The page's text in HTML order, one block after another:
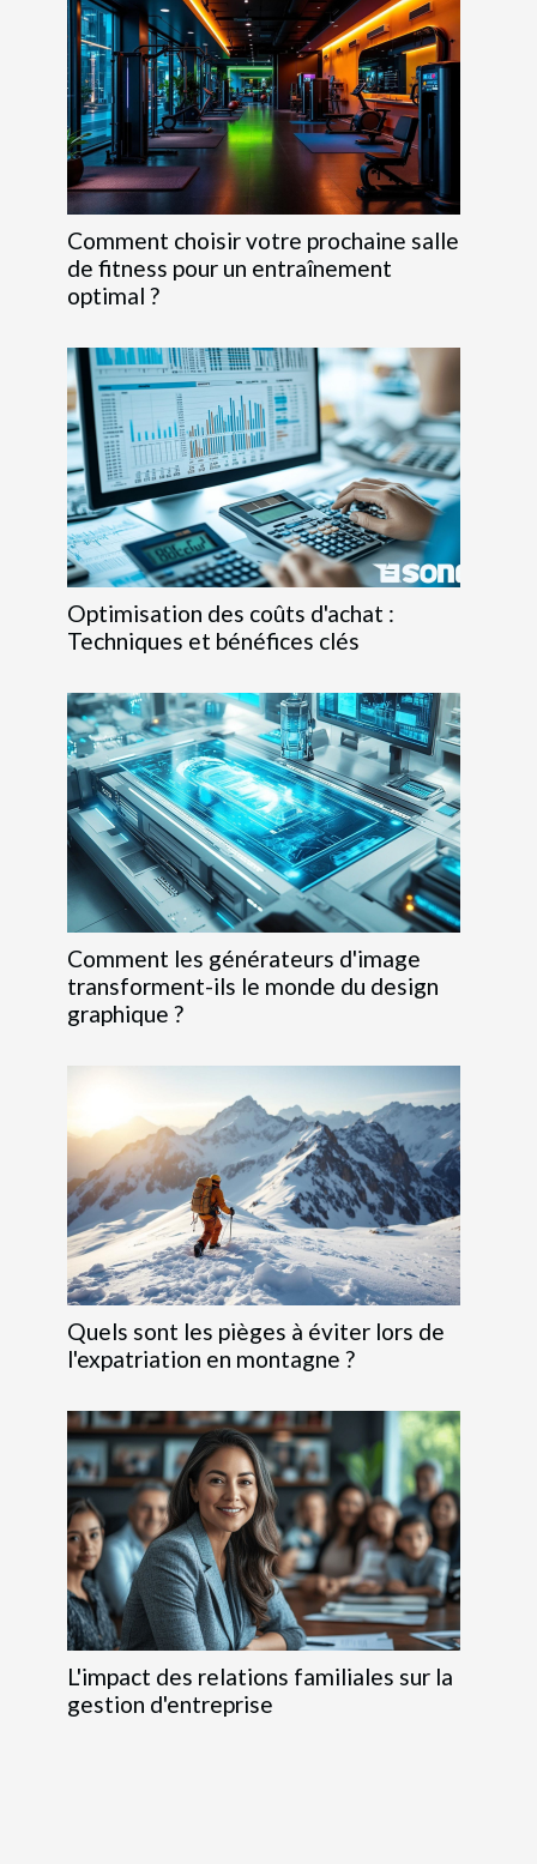
Comment choisir votre prochaine salle
de fitness pour un entraînement
optimal ?
Optimisation des coûts d'achat :
Techniques et bénéfices clés
Comment les générateurs d'image
transforment-ils le monde du design
graphique ?
Quels sont les pièges à éviter lors de
l'expatriation en montagne ?
L'impact des relations familiales sur la
gestion d'entreprise